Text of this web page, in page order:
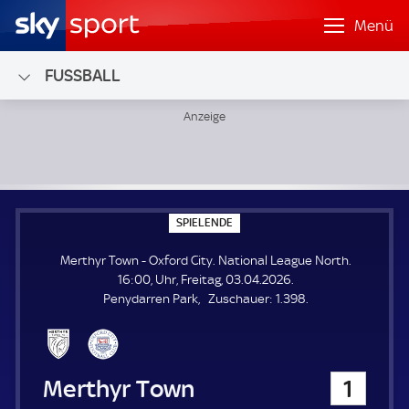
Menü
FUSSBALL
SPIELENDE
P
E
L
E
N
Merthyr Town - Oxford City. National League North.
16:00, Uhr, Freitag, 03.04.2026.
Penydarren Park
Zuschauer: Z1.398.
Merthyr Town 1